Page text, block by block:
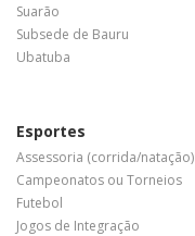
Suarão
Subsede de Bauru
Ubatuba
Esportes
Assessoria (corrida/natação)
Campeonatos ou Torneios
Futebol
Jogos de Integração